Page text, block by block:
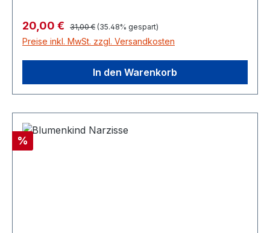
Verkaufspreis:
20,00 € Regulärer Preis:
31,00 € (35.48% gespart)
Preise inkl. MwSt. zzgl. Versandkosten
In den Warenkorb
Rabatt
%